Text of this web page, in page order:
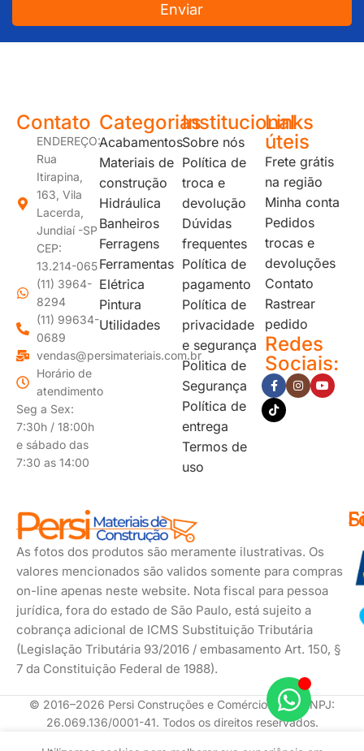
Enviar
Contato
ENDEREÇO:
Rua
Itirapina,
163, Vila
Lacerda,
Jundiaí -SP
CEP:
13.214-065
(11) 3964-
8294
(11) 99634-
0689
vendas@persimateriais.com.br
Horário de
atendimento
Seg a Sex:
7:30h / 18:00h
e sábado das
7:30 as 14:00
Categorias
Acabamentos
Materiais de
construção
Hidráulica
Banheiros
Ferragens
Ferramentas
Elétrica
Pintura
Utilidades
Institucional
Sobre nós
Política de
troca e
devolução
Dúvidas
frequentes
Política de
pagamento
Política de
privacidade
e segurança
Politica de
Segurança
Política de
entrega
Termos de
uso
Links
úteis
Frete grátis
na região
Minha conta
Pedidos
trocas e
devoluções
Contato
Rastrear
pedido
Redes
Sociais:
As fotos dos produtos são meramente ilustrativas. Os
valores mencionados são validos somente para compras
on-line apenas neste website. Nota fiscal para pessoa
jurídica, fora do estado de São Paulo, está sujeito a
cobrança adicional de ICMS Substituição Tributária
(Legislação Tributária 93/2016 / embasamento Art. 150, §
7 da Constituição Federal de 1988).
© 2016–2026 Persi Construções e Comércio Ltda. CNPJ:
26.069.136/0001-41. Todos os direitos reservados.
Em